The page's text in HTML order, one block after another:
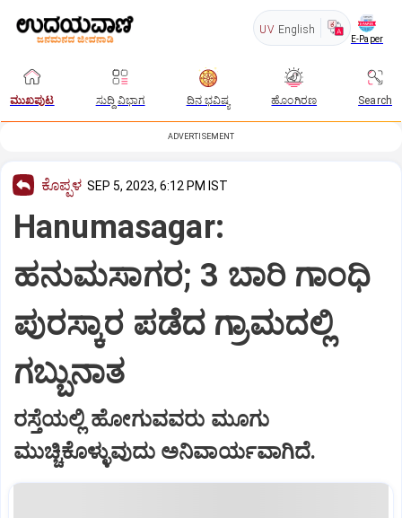
UV English
E-Paper
ಮುಖಪುಟ ಸುದ್ದಿ ವಿಭಾಗ ದಿನ ಭವಿಷ್ಯ ಹೊಂಗಿರಣ Search
ADVERTISEMENT
ಕೊಪ್ಪಳ SEP 5, 2023, 6:12 PM IST
Hanumasagar:
ಹನುಮಸಾಗರ; 3 ಬಾರಿ ಗಾಂಧಿ
ಪುರಸ್ಕಾರ ಪಡೆದ ಗ್ರಾಮದಲ್ಲಿ
ಗಬ್ಬುನಾತ
ರಸ್ತೆಯಲ್ಲಿ ಹೋಗುವವರು ಮೂಗು
ಮುಚ್ಚಿಕೊಳ್ಳುವುದು ಅನಿವಾರ್ಯವಾಗಿದೆ.